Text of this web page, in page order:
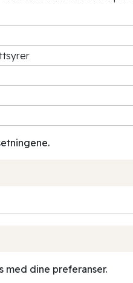
med dine preferanser.